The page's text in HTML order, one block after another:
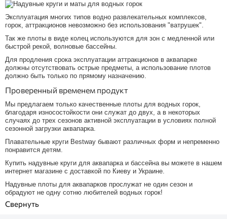
Эксплуатация многих типов водно развлекательных комплексов,
горок, аттракционов невозможно без использования "ватрушек".
Так же плоты в виде колец используются для зон с медленной или
быстрой рекой, волновые бассейны.
Для продления срока эксплуатации аттракционов в аквапарке
должны отсутствовать острые предметы, а использование плотов
должно быть только по прямому назначению.
Проверенный временем продукт
Мы предлагаем только качественные плоты для водных горок,
благодаря износостойкости они служат до двух, а в некоторых
случаях до трех сезонов активной эксплуатации в условиях полной
сезонной загрузки аквапарка.
Плавательные круги Bestway бывают различных форм и непременно
понравится детям.
Купить надувные круги для аквапарка и бассейна вы можете в нашем
интернет магазине с доставкой по Киеву и Украине.
Надувные плоты для аквапарков прослужат не один сезон и
обрадуют не одну сотню любителей водных горок!